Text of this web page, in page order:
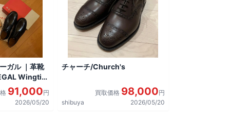
ガル ｜革靴
Wingtip
した。
91,000円
2026/05/20
チャーチ/Church's
買取価格 98,000円
shibuya
2026/05/20